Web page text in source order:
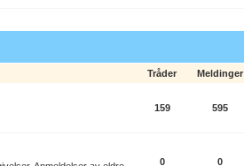
Tråder Meldinger
159 595
0 0